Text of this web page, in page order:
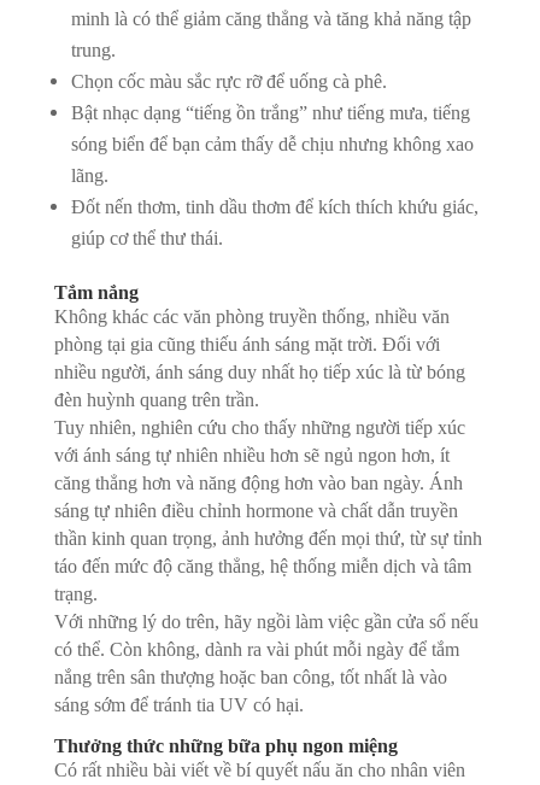
minh là có thể giảm căng thẳng và tăng khả năng tập
trung.
Chọn cốc màu sắc rực rỡ để uống cà phê.
Bật nhạc dạng “tiếng ồn trắng” như tiếng mưa, tiếng
sóng biển để bạn cảm thấy dễ chịu nhưng không xao
lãng.
Đốt nến thơm, tinh dầu thơm để kích thích khứu giác,
giúp cơ thể thư thái.
Tắm nắng
Không khác các văn phòng truyền thống, nhiều văn
phòng tại gia cũng thiếu ánh sáng mặt trời. Đối với
nhiều người, ánh sáng duy nhất họ tiếp xúc là từ bóng
đèn huỳnh quang trên trần.
Tuy nhiên, nghiên cứu cho thấy những người tiếp xúc
với ánh sáng tự nhiên nhiều hơn sẽ ngủ ngon hơn, ít
căng thẳng hơn và năng động hơn vào ban ngày. Ánh
sáng tự nhiên điều chỉnh hormone và chất dẫn truyền
thần kinh quan trọng, ảnh hưởng đến mọi thứ, từ sự tỉnh
táo đến mức độ căng thẳng, hệ thống miễn dịch và tâm
trạng.
Với những lý do trên, hãy ngồi làm việc gần cửa sổ nếu
có thể. Còn không, dành ra vài phút mỗi ngày để tắm
nắng trên sân thượng hoặc ban công, tốt nhất là vào
sáng sớm để tránh tia UV có hại.
Thưởng thức những bữa phụ ngon miệng
Có rất nhiều bài viết về bí quyết nấu ăn cho nhân viên